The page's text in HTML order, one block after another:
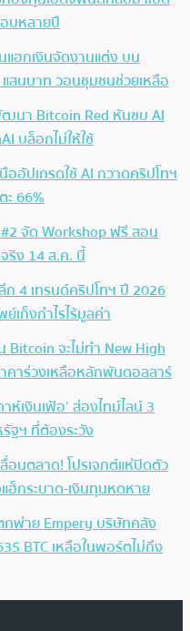
บหลายปี
แฮกเงินจัดงานแต่ง บน
สนบาท วอนชุมชนช่วยเหลือ
นา Bitcoin Red หันซบ AI
บล็อกไม่ให้ใช้
ออัปเกรดใช้ AI กวาดคริปโทฯ
ะ 66%
จัด Workshop ฟรี สอน
ริง 14 ส.ค. นี้
ก 4 เทรนด์คริปโทฯ ปี 2026
เก็งกำไรไร้มูลค่า
Bitcoin จะไม่ทำ New High
คาร่วงเหลือหลักพันดอลลาร์
ห์เงินเฟ้อ’ ส่องไทม์ไลน์ 3
ฐฯ ที่ต้องระวัง
อนตลาด! โปรเจกต์แห่ปิดตัว
ฮ็กระบาด-เงินทุนหดหาย
กพ่าย Empery บริษัทคลัง
BTC เหลือในพอร์ตไม่ถึง